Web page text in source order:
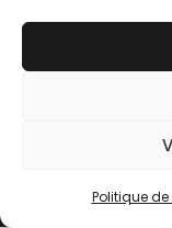
Politique